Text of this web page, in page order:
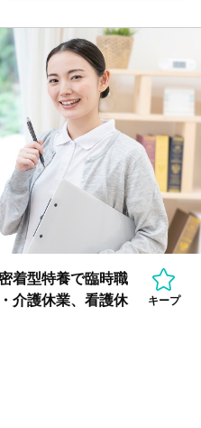
着型特養で臨時職
介護休業、看護休
キープ